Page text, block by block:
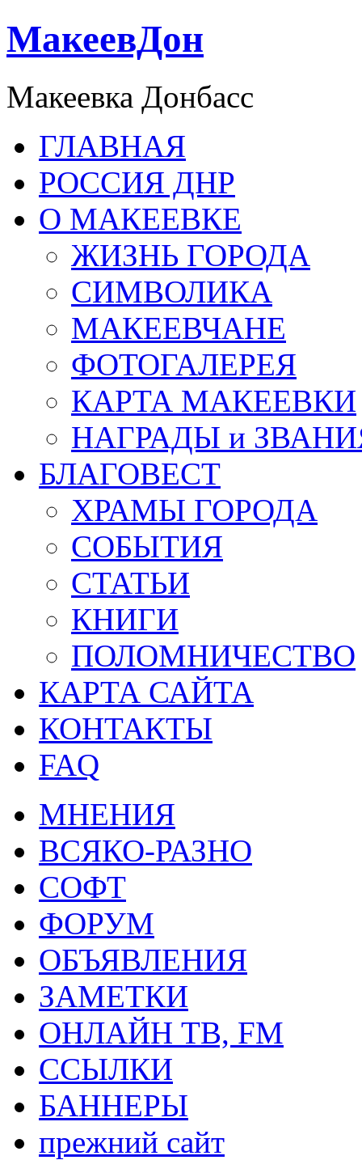
МакеевДон
Макеевка Донбасс
ГЛАВНАЯ
РОССИЯ ДНР
О МАКЕЕВКЕ
ЖИЗНЬ ГОРОДА
СИМВОЛИКА
МАКЕЕВЧАНЕ
ФОТОГАЛЕРЕЯ
КАРТА МАКЕЕВКИ
НАГРАДЫ и
БЛАГОВЕСТ
ХРАМЫ ГОРОДА
СОБЫТИЯ
СТАТЬИ
КНИГИ
ПОЛОМНИЧЕСТВО
КАРТА САЙТА
КОНТАКТЫ
FAQ
МНЕНИЯ
ВСЯКО-РАЗНО
СОФТ
ФОРУМ
ОБЪЯВЛЕНИЯ
ЗАМЕТКИ
ОНЛАЙН ТВ, FM
ССЫЛКИ
БАННЕРЫ
прежний сайт